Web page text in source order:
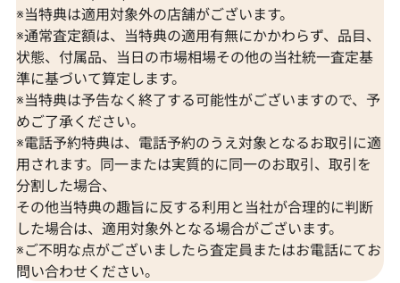
※当特典は適用対象外の店舗がございます。
※通常査定額は、当特典の適用有無にかかわらず、品目、
状態、付属品、当日の市場相場その他の当社統一査定基
準に基づいて算定します。
※当特典は予告なく終了する可能性がございますので、予
めご了承ください。
※電話予約特典は、電話予約のうえ対象となるお取引に適
用されます。同一または実質的に同一のお取引、取引を
分割した場合、
その他当特典の趣旨に反する利用と当社が合理的に判断
した場合は、適用対象外となる場合がございます。
※ご不明な点がございましたら査定員またはお電話にてお
問い合わせください。